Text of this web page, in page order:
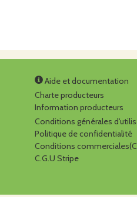
Aide et documentation
Charte producteurs
Information producteurs
Conditions générales
Politique de confidentialité
Conditions
C.G.U Stripe